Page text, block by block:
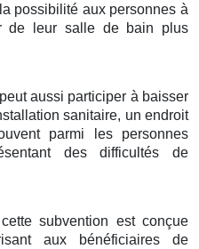
possibilité aux personnes à
de leur salle de bain plus
aussi participer à baisser
sanitaire, un endroit
parmi les personnes
des difficultés de
subvention est conçue
aux bénéficiaires de